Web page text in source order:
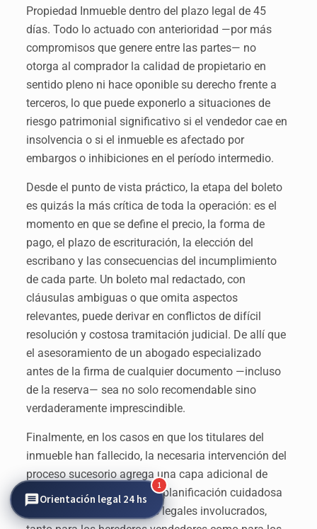
Propiedad Inmueble dentro del plazo legal de 45
días. Todo lo actuado con anterioridad —por más
compromisos que genere entre las partes— no
otorga al comprador la calidad de propietario en
sentido pleno ni hace oponible su derecho frente a
terceros, lo que puede exponerlo a situaciones de
riesgo patrimonial significativo si el vendedor cae en
insolvencia o si el inmueble es afectado por
embargos o inhibiciones en el período intermedio.
Desde el punto de vista práctico, la etapa del boleto
es quizás la más crítica de toda la operación: es el
momento en que se define el precio, la forma de
pago, el plazo de escrituración, la elección del
escribano y las consecuencias del incumplimiento
de cada parte. Un boleto mal redactado, con
cláusulas ambiguas o que omita aspectos
relevantes, puede derivar en conflictos de difícil
resolución y costosa tramitación judicial. De allí que
el asesoramiento de un abogado especializado
antes de la firma de cualquier documento —incluso
de la reserva— sea no solo recomendable sino
verdaderamente imprescindible.
Finalmente, en los casos en que los titulares del
inmueble han fallecido, la necesaria intervención del
proceso sucesorio agrega una capa adicional de
complejidad que exige una planificación cuidadosa
de los tiempos y requisitos legales involucrados,
1
Orientación legal 24 hs